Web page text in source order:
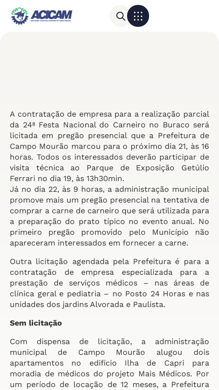
A contratação de empresa para a realização parcial
da 24ª Festa Nacional do Carneiro no Buraco será
licitada em pregão presencial que a Prefeitura de
Campo Mourão marcou para o próximo dia 21, às 16
horas. Todos os interessados deverão participar de
visita técnica ao Parque de Exposição Getúlio
Ferrari no dia 19, às 13h30min.
Já no dia 22, às 9 horas, a administração municipal
promove mais um pregão presencial na tentativa de
comprar a carne de carneiro que será utilizada para
a preparação do prato típico no evento anual. No
primeiro pregão promovido pelo Município não
apareceram interessados em fornecer a carne.
Outra licitação agendada pela Prefeitura é para a
contratação de empresa especializada para a
prestação de serviços médicos – nas áreas de
clínica geral e pediatria – no Posto 24 Horas e nas
unidades dos jardins Alvorada e Paulista.
Sem licitação
Com dispensa de licitação, a administração
municipal de Campo Mourão alugou dois
apartamentos no edifício Ilha de Capri para
moradia de médicos do projeto Mais Médicos. Por
um período de locação de 12 meses, a Prefeitura